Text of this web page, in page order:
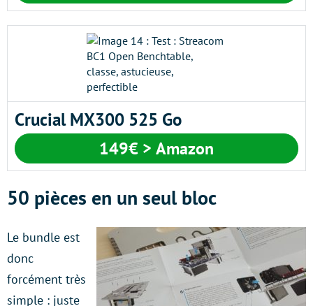
Crucial MX300 525 Go
149€ > Amazon
50 pièces en un seul bloc
Le bundle est
donc
forcément très
simple : juste